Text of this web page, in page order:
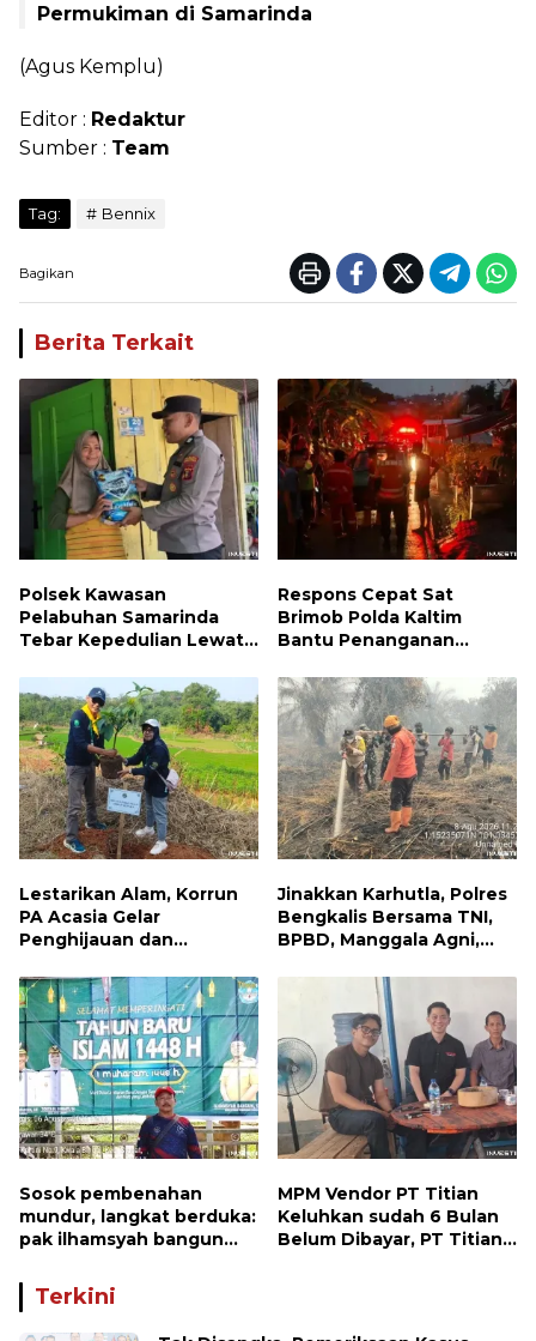
Permukiman di Samarinda
(Agus Kemplu)
Editor : Redaktur
Sumber : Team
Tag: Bennix
Bagikan
Berita Terkait
Polsek Kawasan
Pelabuhan Samarinda
Tebar Kepedulian Lewat
Sungai Dama Terima
Bantuan Sosial
Respons Cepat Sat
Brimob Polda Kaltim
Bantu Penanganan
Samarinda
Lestarikan Alam, Korrun
PA Acasia Gelar
Penghijauan dan
Wujudkan Kepedulian
Lingkungan
Jinakkan Karhutla, Polres
Bengkalis Bersama TNI,
BPBD, Manggala Agni,
Berjibaku di Siak Kecil
dan Mandau
Sosok pembenahan
mundur, langkat berduka:
pak ilhamsyah bangun
dunia pendidikan kita
MPM Vendor PT Titian
Keluhkan sudah 6 Bulan
Belum Dibayar, PT Titian
Terkini